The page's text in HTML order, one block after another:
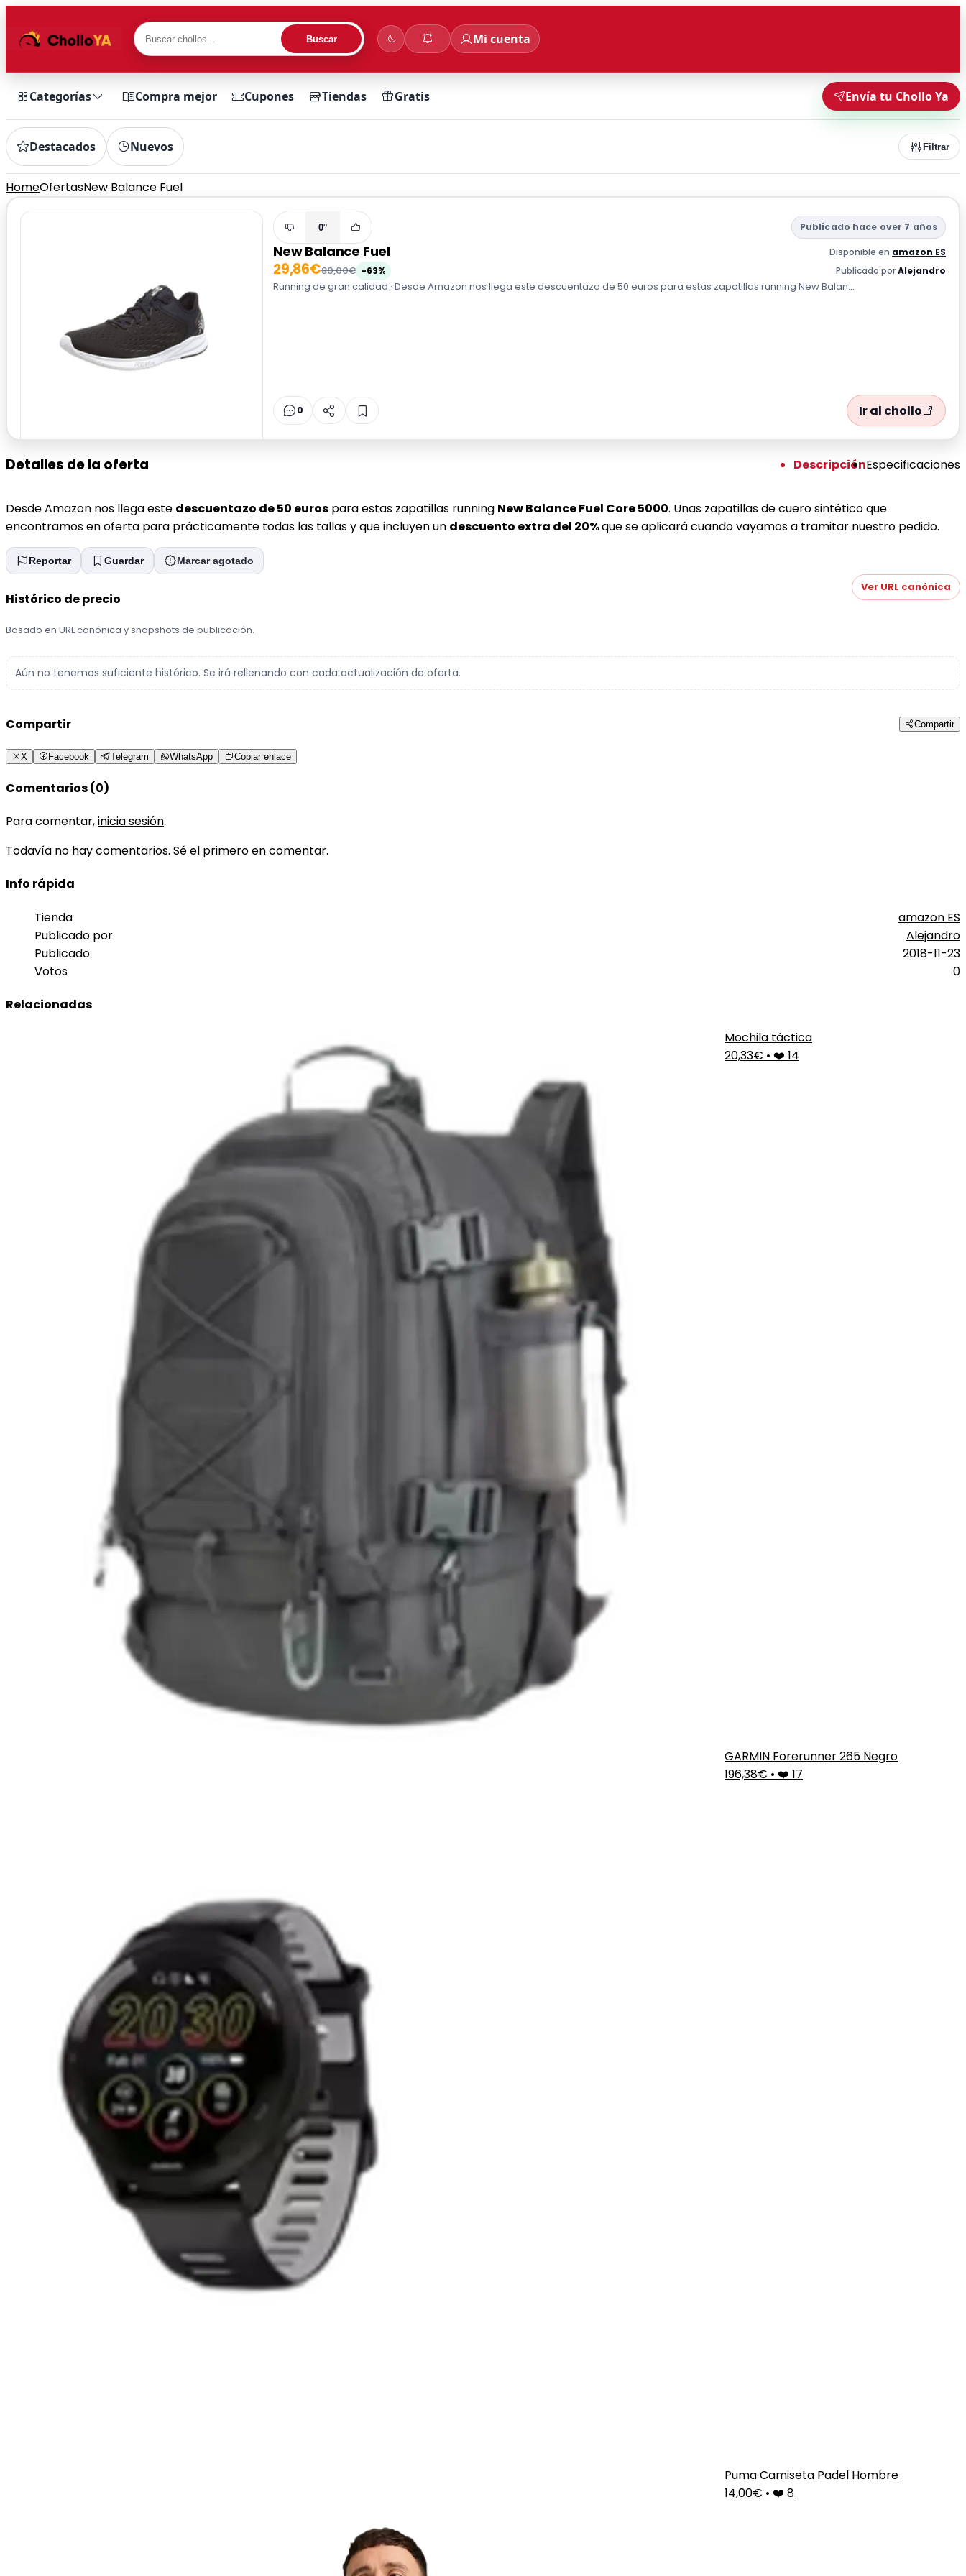
Buscar Mi cuenta
Categorías Compra mejor Cupones Tiendas Gratis Envía tu Chollo Ya
Destacados Nuevos Filtrar
HomeOfertasNew Balance Fuel
0° Publicado hace over 7 años
New Balance Fuel Disponible en amazon ES
29,86€80,00€ -63% Publicado porAlejandro
Running de gran calidad · Desde Amazon nos llega este descuentazo de 50 euros para estas zapatillas running New Balan...
0 Ir al chollo
Detalles de la oferta DescripciónEspecificaciones
Desde Amazon nos llega este descuentazo de 50 euros para estas zapatillas running New Balance Fuel Core 5000. Unas zapatillas de cuero sintético que
encontramos en oferta para prácticamente todas las tallas y que incluyen un descuento extra del 20%que se aplicará cuando vayamos a tramitar nuestro pedido.
Reportar Guardar Marcar agotado
Histórico de precio
Basado en URL canónica y snapshots de publicación.
Ver URL canónica
Aún no tenemos suficiente histórico. Se irá rellenando con cada actualización de oferta.
Compartir Compartir
X Facebook Telegram WhatsApp Copiar enlace
Comentarios (0)
Para comentar,inicia sesión.
Todavía no hay comentarios. Sé el primero en comentar.
Info rápida
Tienda
amazon ES
Publicado por
Alejandro
Publicado
2018-11-23
Votos
0
Relacionadas
Mochila táctica
20,33€ • ❤️ 14
GARMIN Forerunner 265 Negro
196,38€ • ❤️ 17
Puma Camiseta Padel Hombre
14,00€ • ❤️ 8